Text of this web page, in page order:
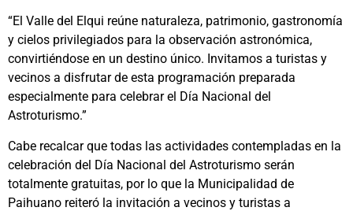
“El Valle del Elqui reúne naturaleza, patrimonio, gastronomía
y cielos privilegiados para la observación astronómica,
convirtiéndose en un destino único. Invitamos a turistas y
vecinos a disfrutar de esta programación preparada
especialmente para celebrar el Día Nacional del
Astroturismo.”
Cabe recalcar que todas las actividades contempladas en la
celebración del Día Nacional del Astroturismo serán
totalmente gratuitas, por lo que la Municipalidad de
Paihuano reiteró la invitación a vecinos y turistas a